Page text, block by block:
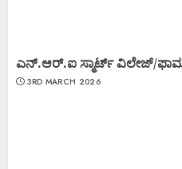
ಎನ್.ಆರ್.ಐ ಸ್ಮಾರ್ಟ್ ವಿಲೇಜ್/
3RD MARCH 2026